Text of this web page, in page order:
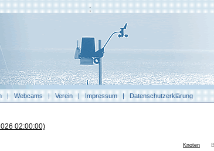
;
|Webcams|Verein|Impressum|Datenschutzerklärung
02:00:00)
Knoten